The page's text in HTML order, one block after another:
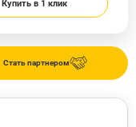
Стать партнером
Купить в 1 клик